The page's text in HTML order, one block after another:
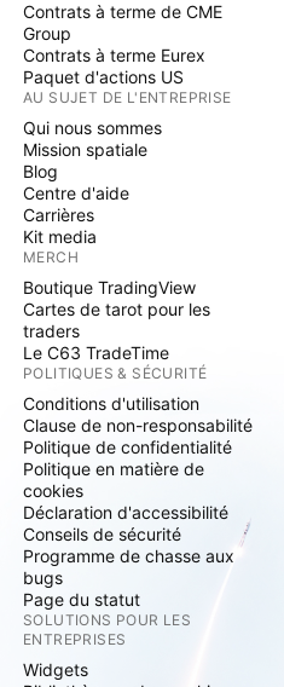
Contrats à terme de CME
Group
Contrats à terme Eurex
Paquet d'actions US
AU SUJET DE L'ENTREPRISE
Qui nous sommes
Mission spatiale
Blog
Centre d'aide
Carrières
Kit media
MERCH
Boutique TradingView
Cartes de tarot pour les
traders
Le C63 TradeTime
POLITIQUES & SÉCURITÉ
Conditions d'utilisation
Clause de non-responsabilité
Politique de confidentialité
Politique en matière de
cookies
Déclaration d'accessibilité
Conseils de sécurité
Programme de chasse aux
bugs
Page du statut
SOLUTIONS POUR LES
ENTREPRISES
Widgets